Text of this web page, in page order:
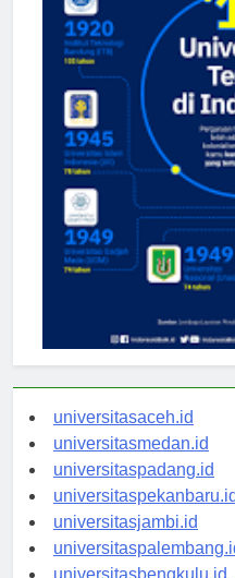
universitasaceh.id
universitasmedan.id
universitaspadang.id
universitaspekanbaru.id
universitasjambi.id
universitaspalembang.id